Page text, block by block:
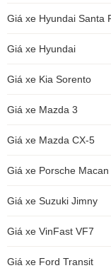
Giá xe Hyundai Santa
Giá xe Hyundai
Giá xe Kia Sorento
Giá xe Mazda 3
Giá xe Mazda CX-5
Giá xe Porsche Macan
Giá xe Suzuki Jimny
Giá xe VinFast VF7
Giá xe Ford Transit